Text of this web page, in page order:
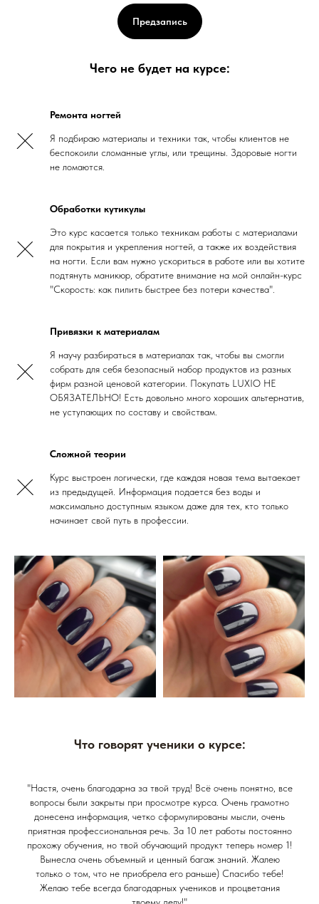
Предзапись
Чего не будет на курсе:
Ремонта ногтей
Я подбираю материалы и техники так, чтобы клиентов не
беспокоили сломанные углы, или трещины. Здоровые ногти
не ломаются.
Обработки кутикулы
Это курс касается только техникам работы с материалами
для покрытия и укрепления ногтей, а также их воздействия
на ногти. Если вам нужно ускориться в работе или вы хотите
подтянуть маникюр, обратите внимание на мой онлайн-курс
"Скорость: как пилить быстрее без потери качества"
Привязки к материалам
Я научу разбираться в материалах так, чтобы вы смогли
собрать для себя безопасный набор продуктов из разных
фирм разной ценовой категории. Покупать LUXIO НЕ
ОБЯЗАТЕЛЬНО! Есть довольно много хороших альтернатив,
не уступающих по составу и свойствам.
Сложной теории
Курс выстроен логически, где каждая новая тема вытаекает
из предыдущей. Информация подается без воды и
максимально доступным языком даже для тех, кто только
начинает свой путь в профессии.
Что говорят ученики о курсе:
"Настя, очень благодарна за твой труд! Всё очень понятно, все
вопросы были закрыты при просмотре курса. Очень грамотно
донесена информация, четко сформулированы мысли, очень
приятная профессиональная речь. За 10 лет работы постоянно
прохожу обучения, но твой обучающий продукт теперь номер 1!
Вынесла очень объемный и ценный багаж знаний. Жалею
только о том, что не приобрела его раньше) Спасибо тебе!
Желаю тебе всегда благодарных учеников и процветания
твоему делу!"